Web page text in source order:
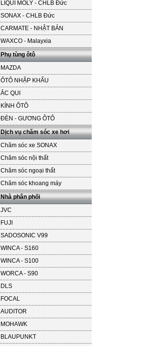
LIQUI MOLY - CHLB Đức
SONAX - CHLB Đức
CARMATE - NHẬT BẢN
WAXCO - Malayxia
Phụ tùng ôtô
MAZDA
ÔTÔ NHẬP KHẨU
ẮC QUI
KÍNH ÔTÔ
ĐÈN - GƯƠNG ÔTÔ
Dịch vụ chăm sóc xe hơi
Chăm sóc xe SONAX
Chăm sóc nội thất
Chăm sóc ngoại thất
Chăm sóc khoang máy
Nhà phân phối
JVC
FUJI
SADOSONIC V99
WINCA - S160
WINCA - S100
WORCA - S90
DLS
FOCAL
AUDITOR
MOHAWK
BLAUPUNKT